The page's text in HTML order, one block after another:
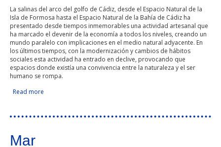
La salinas del arco del golfo de Cádiz, desde el Espacio Natural de la
Isla de Formosa hasta el Espacio Natural de la Bahía de Cádiz ha
presentado desde tiempos inmemorables una actividad artesanal que
ha marcado el devenir de la economía a todos los niveles, creando un
mundo paralelo con implicaciones en el medio natural adyacente. En
los últimos tiempos, con la modernización y cambios de hábitos
sociales esta actividad ha entrado en declive, provocando que
espacios donde existía una convivencia entre la naturaleza y el ser
humano se rompa.
Read more
Mar